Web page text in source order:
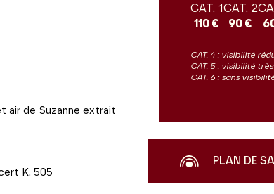
air de Suzanne extrait
K. 505
CAT. 1
110 €
CAT. 2
90 €
CAT. 4 : visibilité
CAT. 5 : visibilité
CAT. 6 : sans
PLAN DE